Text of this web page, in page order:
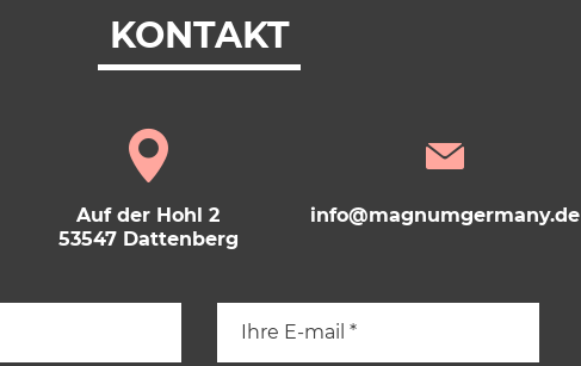
KONTAKT
Auf der Hohl 2
53547 Dattenberg
info@magnumgermany.de